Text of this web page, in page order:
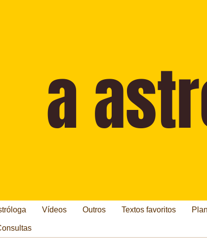
Vídeos Outros Textos favoritos